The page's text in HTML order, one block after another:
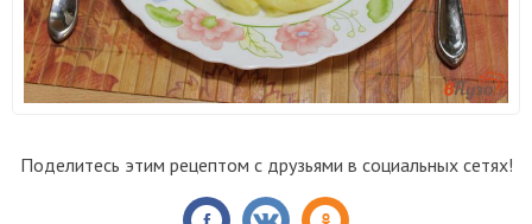
Поделитесь этим рецептом с друзьями в социальных сетях!